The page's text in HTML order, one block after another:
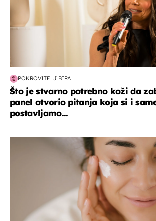
POKROVITELJ BIPA
Što je stvarno potrebno koži da
panel otvorio pitanja koja si i
postavljamo...
moda & ljepota